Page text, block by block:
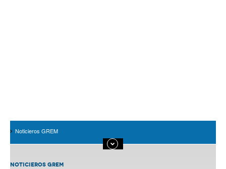
Noticieros GREM
NOTICIEROS GREM